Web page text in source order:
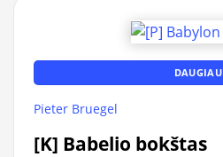
DAUGIAU
Pieter Bruegel
[K] Babelio bokštas